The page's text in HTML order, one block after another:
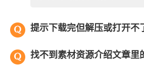
提示下载完但解压或打开不
找不到素材资源介绍文章里